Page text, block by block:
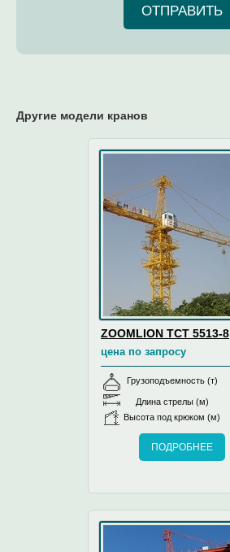
ОТПРАВИТЬ
Другие модели кранов
ZOOMLION TCT 5513-8
цена по запросу
Грузоподъемность (т)
Длина стрелы (м)
Высота под крюком (м)
ПОДРОБНЕЕ